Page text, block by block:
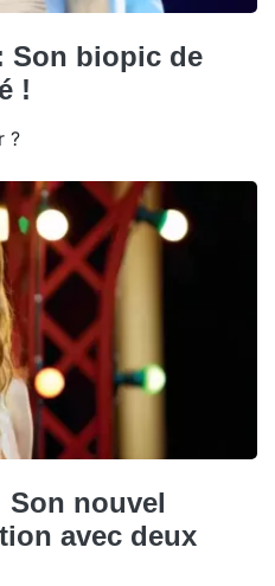
Son biopic de
!
?
Son nouvel
avec deux